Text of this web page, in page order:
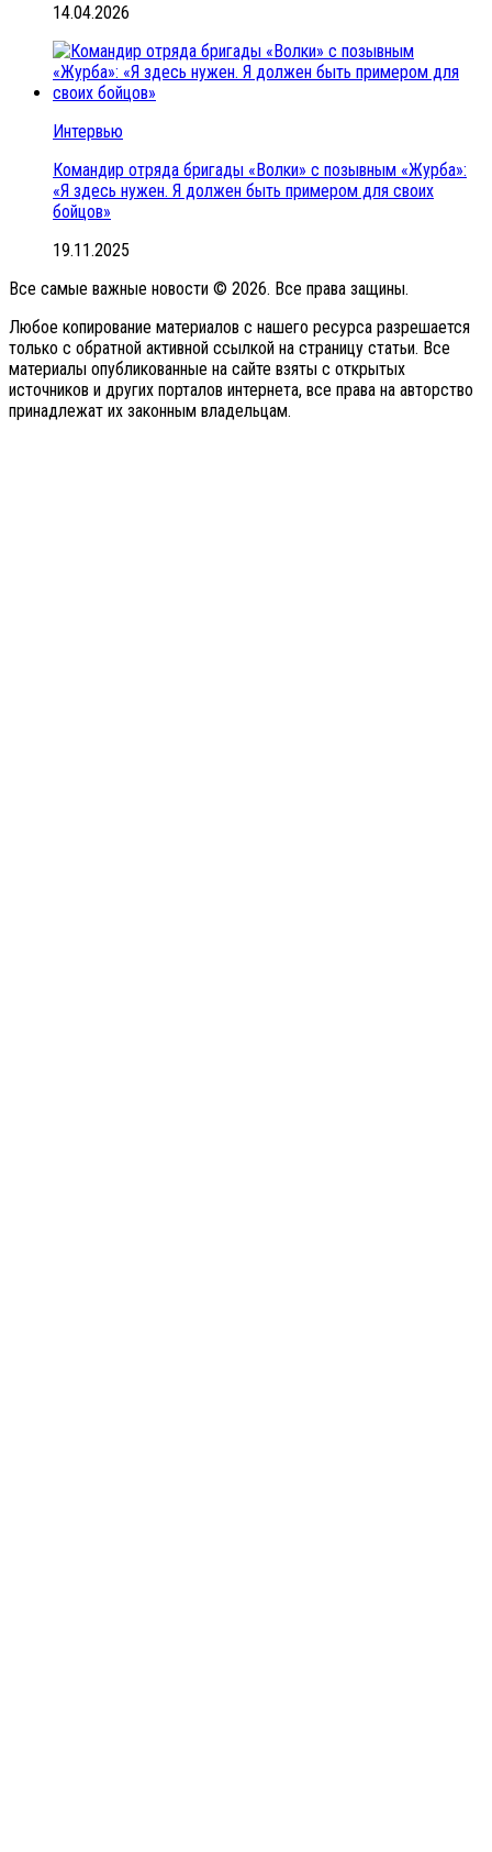
14.04.2026
Интервью
Командир отряда бригады «Волки» с позывным «Журба»:
«Я здесь нужен. Я должен быть примером для своих
бойцов»
19.11.2025
Все самые важные новости © 2026. Все права защины.
Любое копирование материалов с нашего ресурса разрешается
только с обратной активной ссылкой на страницу статьи. Все
материалы опубликованные на сайте взяты с открытых
источников и других порталов интернета, все права на авторство
принадлежат их законным владельцам.